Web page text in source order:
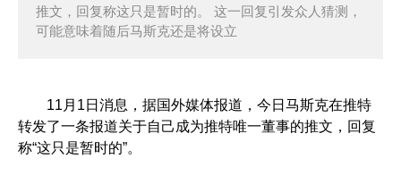
推文，回复称这只是暂时的。 这一回复引发众人猜测，
可能意味着随后马斯克还是将设立
11月1日消息，据国外媒体报道，今日马斯克在推特
转发了一条报道关于自己成为推特唯一董事的推文，回复
称“这只是暂时的”。